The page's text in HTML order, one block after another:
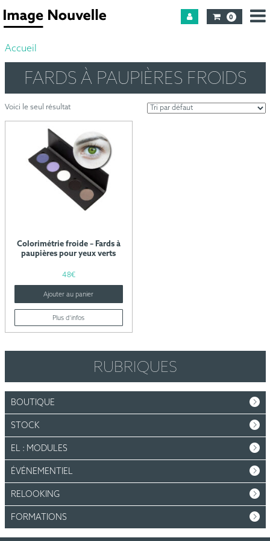
0
Accueil
FARDS À PAUPIÈRES FROIDS
Voici le seul résultat
Colorimétrie froide – Fards à
paupières pour yeux verts
48€
Ajouter au panier
Plus d’infos
RUBRIQUES
BOUTIQUE
STOCK
EL : MODULES
ÉVÉNEMENTIEL
RELOOKING
FORMATIONS